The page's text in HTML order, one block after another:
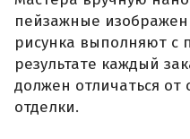
пейзажные
рисунка выполняют
результате каждый
должен отличаться от
отделки.